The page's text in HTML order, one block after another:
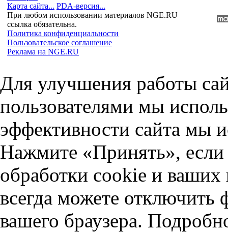
Карта сайта... PDA-версия...
При любом использовании материалов NGE.RU
ссылка обязательна.
Политика конфиденциальности
Пользовательское соглашение
Реклама на NGE.RU
Для улучшения работы
пользователями мы
эффективности сайта мы
Нажмите «Принять», если
обработки cookie и
всегда можете отключить
вашего браузера.